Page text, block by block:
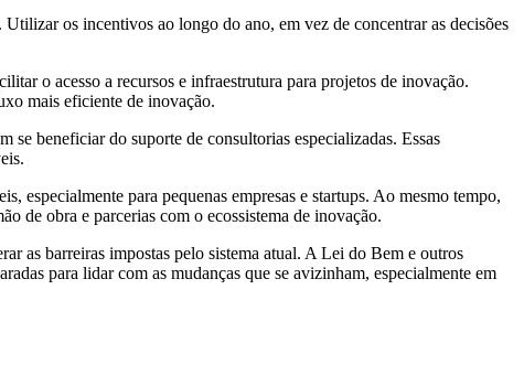
os incentivos ao longo do ano, em vez de concentrar as decisões
o acesso a recursos e infraestrutura para projetos de inovação.
mais eficiente de inovação.
se beneficiar do suporte de consultorias especializadas. Essas
especialmente para pequenas empresas e startups. Ao mesmo tempo,
de obra e parcerias com o ecossistema de inovação.
as barreiras impostas pelo sistema atual. A Lei do Bem e outros
para lidar com as mudanças que se avizinham, especialmente em